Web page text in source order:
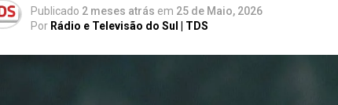
Publicado 2 meses atrás em 25 de Maio, 2026
Por Rádio e Televisão do Sul | TDS